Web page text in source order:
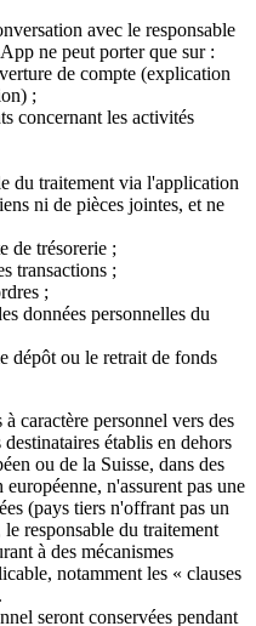
avec le responsable
ne peut porter que sur :
de compte (explication
;
concernant les activités
du traitement via l'application
ni de pièces jointes, et ne
de trésorerie ;
transactions ;
;
données personnelles du
dépôt ou le retrait de fonds
caractère personnel vers des
établis en dehors
ou de la Suisse, dans des
n'assurent pas une
(pays tiers n'offrant pas un
responsable du traitement
à des mécanismes
notamment les « clauses
seront conservées pendant